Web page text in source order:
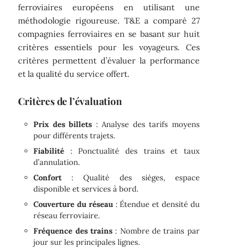
ferroviaires européens en utilisant une
méthodologie rigoureuse. T&E a comparé 27
compagnies ferroviaires en se basant sur huit
critères essentiels pour les voyageurs. Ces
critères permettent d’évaluer la performance
et la qualité du service offert.
Critères de l’évaluation
Prix des billets : Analyse des tarifs moyens
pour différents trajets.
Fiabilité : Ponctualité des trains et taux
d’annulation.
Confort: Qualité des sièges, espace
disponible et services à bord.
Couverture du réseau: Étendue et densité du
réseau ferroviaire.
Fréquence des trains : Nombre de trains par
jour sur les principales lignes.